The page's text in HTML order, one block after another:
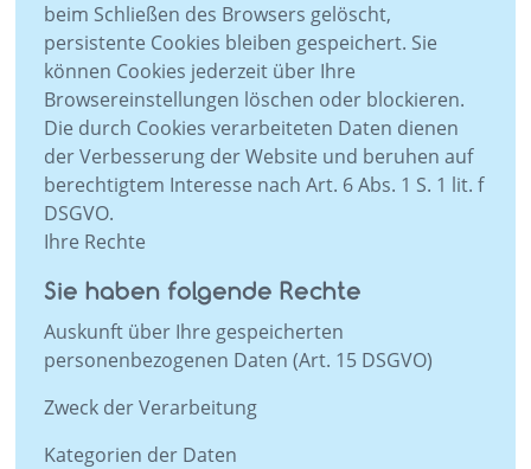
beim Schließen des Browsers gelöscht,
persistente Cookies bleiben gespeichert. Sie
können Cookies jederzeit über Ihre
Browsereinstellungen löschen oder blockieren.
Die durch Cookies verarbeiteten Daten dienen
der Verbesserung der Website und beruhen auf
berechtigtem Interesse nach Art. 6 Abs. 1 S. 1 lit. f
DSGVO.
Ihre Rechte
Sie haben folgende Rechte
Auskunft über Ihre gespeicherten
personenbezogenen Daten (Art. 15 DSGVO)
Zweck der Verarbeitung
Kategorien der Daten